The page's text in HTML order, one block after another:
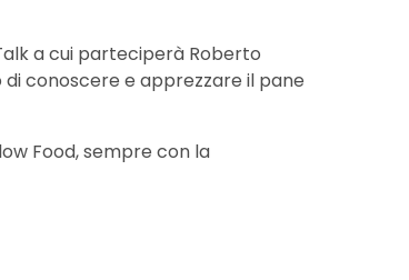
a cui parteciperà Roberto
di conoscere e apprezzare il pane
Food, sempre con la